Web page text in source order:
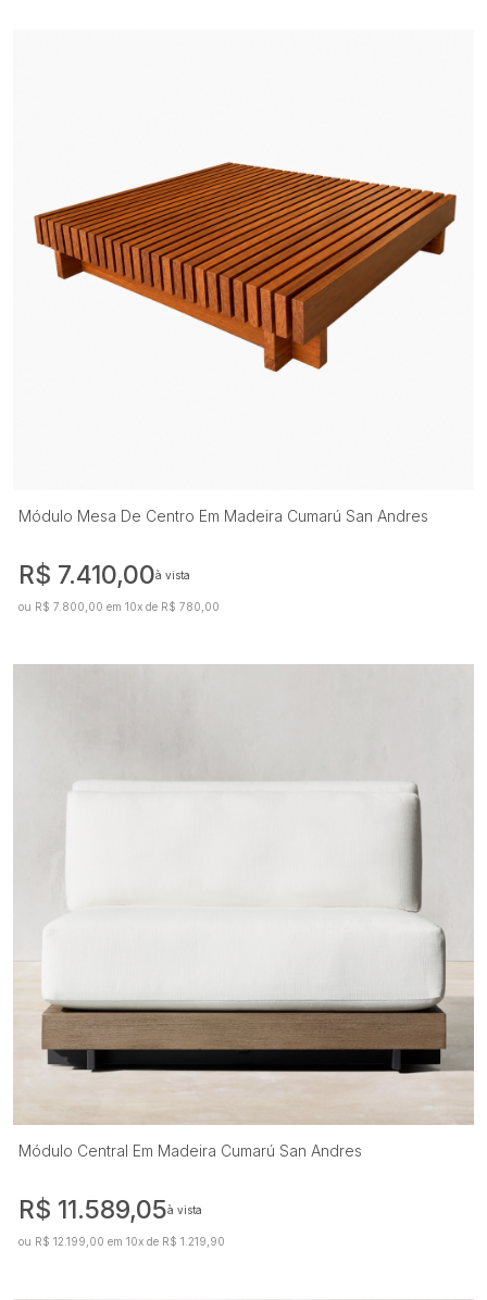
Módulo Mesa De Centro Em Madeira Cumarú San Andres
R$ 7.410,00à vista
ou R$ 7.800,00 em 10x de R$ 780,00
Módulo Central Em Madeira Cumarú San Andres
R$ 11.589,05à vista
ou R$ 12.199,00 em 10x de R$ 1.219,90